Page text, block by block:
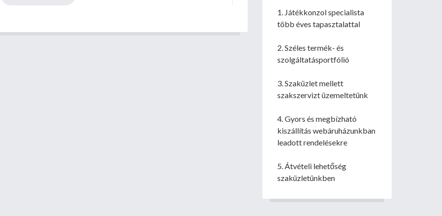
1. Játékkonzol specialista
több éves tapasztalattal
2. Széles termék- és
szolgáltatásportfólió
3. Szaküzlet mellett
szakszervizt üzemeltetünk
4. Gyors és megbízható
kiszállítás webáruházunkban
leadott rendelésekre
5. Átvételi lehetőség
szaküzletünkben